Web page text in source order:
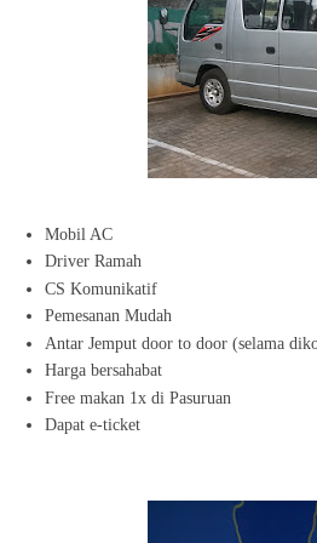
Mobil AC
Driver Ramah
CS Komunikatif
Pemesanan Mudah
Antar Jemput door to door (selama
Harga bersahabat
Free makan 1x di Pasuruan
Dapat e-ticket